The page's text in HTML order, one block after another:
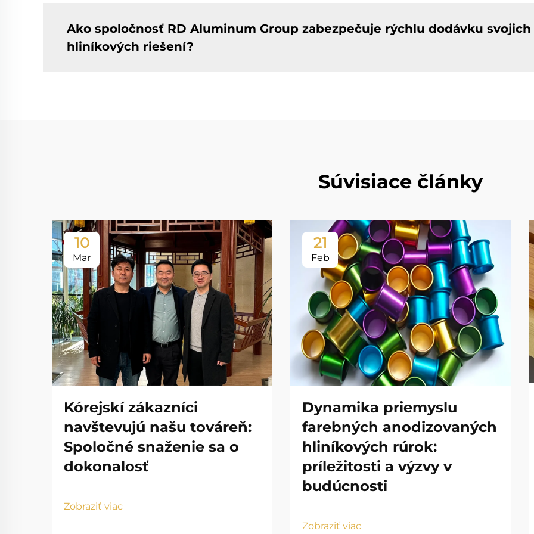
Ako spoločnosť RD Aluminum Group zabezpečuje rýchlu dodávku
hliníkových riešení?
Súvisiace články
10
Mar
Kórejskí zákazníci
navštevujú našu továreň:
Spoločné snaženie sa o
dokonalosť
Zobraziť viac
21
Feb
Dynamika priemyslu
farebných anodizovaných
hliníkových rúrok:
príležitosti a výzvy v
budúcnosti
Zobraziť viac